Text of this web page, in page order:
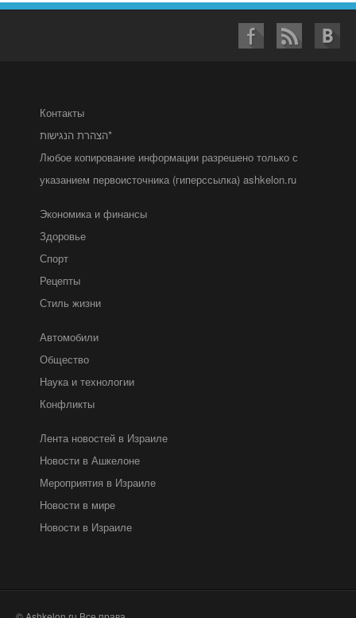
Контакты
הצהרת הנגישות*
Любое копирование информации разрешено только с
указанием первоисточника (гиперссылка) ashkelon.ru
Экономика и финансы
Здоровье
Спорт
Рецепты
Стиль жизни
Автомобили
Общество
Наука и технологии
Конфликты
Лента новостей в Израиле
Новости в Ашкелоне
Мероприятия в Израиле
Новости в мире
Новости в Израиле